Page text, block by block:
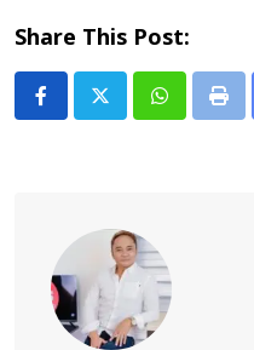
Share This Post:
Whatsapp
Print